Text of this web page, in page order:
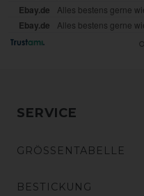
SERVICE
GRÖSSENTABELLE
BESTICKUNG